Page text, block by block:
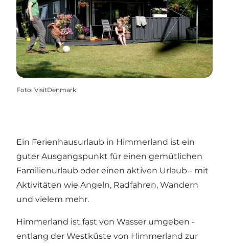
Foto: VisitDenmark
Ein Ferienhausurlaub in Himmerland ist ein
guter Ausgangspunkt für einen gemütlichen
Familienurlaub oder einen aktiven Urlaub - mit
Aktivitäten wie Angeln, Radfahren, Wandern
und vielem mehr.
Himmerland ist fast von Wasser umgeben -
entlang der Westküste von Himmerland zur